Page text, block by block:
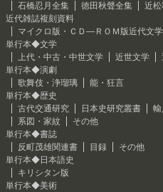
石橋忍月全集
徳田秋聲全集
近
近代雑誌複刻資料
マイクロ版・ＣＤ―ＲＯＭ版近代文
単行本◆文学
上代・中古・中世文学
近世文学
単行本◆演劇
歌舞伎・浄瑠璃
能・狂言
単行本◆歴史
古代交通研究
日本史研究叢書
系図・家紋
その他
単行本◆書誌
反町茂雄関連書
目録
その他
単行本◆日本語史
キリシタン版
単行本◆美術